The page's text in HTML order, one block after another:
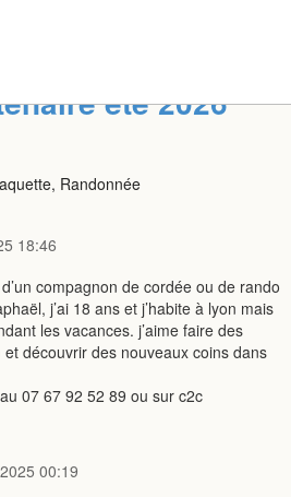
été 2026
Randonnée
18:46
compagnon de cordée ou de rando
j’ai 18 ans et j’habite à lyon mais
les vacances. j’aime faire des
découvrir des nouveaux coins dans
07 67 92 52 89 ou sur c2c
00:19